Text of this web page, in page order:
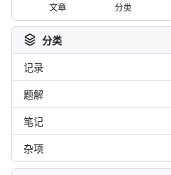
文章 分类
分类
记录
题解
笔记
杂项